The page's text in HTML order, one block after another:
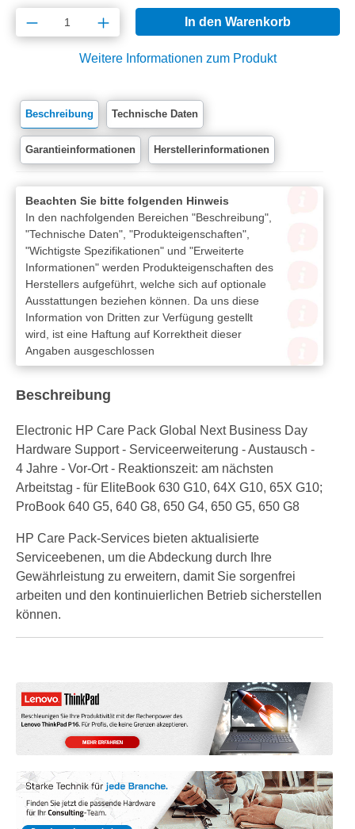
Produkt Anzahl: Gib den gewünschten
In den Warenkorb
Weitere Informationen zum Produkt
Beschreibung Technische Daten
Garantieinformationen Herstellerinformationen
Beachten Sie bitte folgenden Hinweis
In den nachfolgenden Bereichen "Beschreibung",
"Technische Daten", "Produkteigenschaften",
"Wichtigste Spezifikationen" und "Erweiterte
Informationen" werden Produkteigenschaften des
Herstellers aufgeführt, welche sich auf optionale
Ausstattungen beziehen können. Da uns diese
Information von Dritten zur Verfügung gestellt
wird, ist eine Haftung auf Korrektheit dieser
Angaben ausgeschlossen
Beschreibung
Electronic HP Care Pack Global Next Business Day
Hardware Support - Serviceerweiterung - Austausch -
4 Jahre - Vor-Ort - Reaktionszeit: am nächsten
Arbeitstag - für EliteBook 630 G10, 64X G10, 65X G10;
ProBook 640 G5, 640 G8, 650 G4, 650 G5, 650 G8
HP Care Pack-Services bieten aktualisierte
Serviceebenen, um die Abdeckung durch Ihre
Gewährleistung zu erweitern, damit Sie sorgenfrei
arbeiten und den kontinuierlichen Betrieb sicherstellen
können.